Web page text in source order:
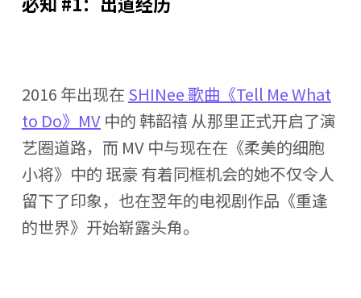
2016 年出现在 SHINee 歌曲《Tell Me What
to Do》MV中的 韩韶禧 从那里正式开启了演
艺圈道路，而 MV 中与现在在《柔美的细胞
小将》中的 珉豪 有着同框机会的她不仅令人
留下了印象，也在翌年的电视剧作品《重逢
的世界》开始崭露头角。